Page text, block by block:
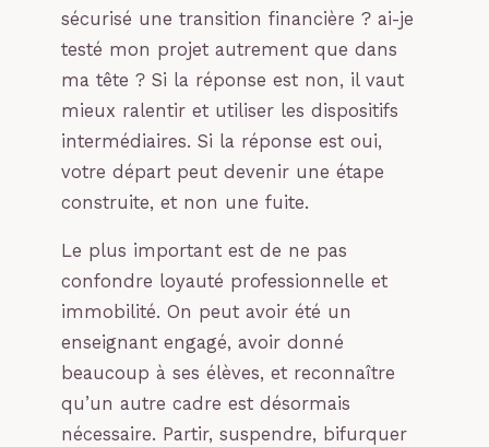
sécurisé une transition financière ? ai-je
testé mon projet autrement que dans
ma tête ? Si la réponse est non, il vaut
mieux ralentir et utiliser les dispositifs
intermédiaires. Si la réponse est oui,
votre départ peut devenir une étape
construite, et non une fuite.
Le plus important est de ne pas
confondre loyauté professionnelle et
immobilité. On peut avoir été un
enseignant engagé, avoir donné
beaucoup à ses élèves, et reconnaître
qu’un autre cadre est désormais
nécessaire. Partir, suspendre, bifurquer